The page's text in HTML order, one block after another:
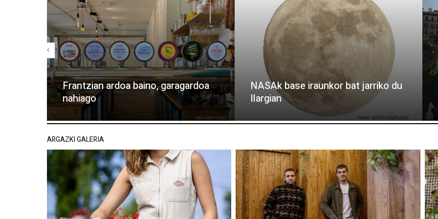
Frantzian ardoa baino, garagardoa
nahiago
NASAk base iraunkor bat jarriko du
Ilargian
ARGAZKI GALERIA